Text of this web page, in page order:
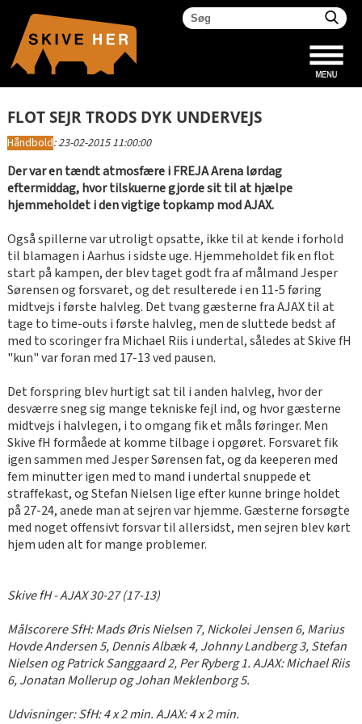
FLOT SEJR TRODS DYK UNDERVEJS
Håndbold:23-02-2015 11:00:00
Der var en tændt atmosfære i FREJA Arena lørdag
eftermiddag, hvor tilskuerne gjorde sit til at hjælpe
hjemmeholdet i den vigtige topkamp mod AJAX.
Også spillerne var utroligt opsatte, ikke til at kende i forhold
til blamagen i Aarhus i sidste uge. Hjemmeholdet fik en flot
start på kampen, der blev taget godt fra af målmand Jesper
Sørensen og forsvaret, og det resulterede i en 11-5 føring
midtvejs i første halvleg. Det tvang gæsterne fra AJAX til at
tage to time-outs i første halvleg, men de sluttede bedst af
med to scoringer fra Michael Riis i undertal, således at Skive fH
"kun" var foran med 17-13 ved pausen.
Det forspring blev hurtigt sat til i anden halvleg, hvor der
desværre sneg sig mange tekniske fejl ind, og hvor gæsterne
midtvejs i halvlegen, i to omgang fik et måls føringer. Men
Skive fH formåede at komme tilbage i opgøret. Forsvaret fik
igen sammen med Jesper Sørensen fat, og da keeperen med
fem minutter igen med to mand i undertal snuppede et
straffekast, og Stefan Nielsen lige efter kunne bringe holdet
på 27-24, anede man at sejren var hjemme. Gæsterne forsøgte
med noget offensivt forsvar til allersidst, men sejren blev kørt
hjem uden alt for mange problemer.
Skive fH - AJAX 30-27 (17-13)
Målscorere SfH: Mads Øris Nielsen 7, Nickolei Jensen 6, Marius
Hovde Andersen 5, Dennis Albæk 4, Johnny Landberg 3, Stefan
Nielsen og Patrick Sanggaard 2, Per Ryberg 1. AJAX: Michael Riis
6, Jonatan Mollerup og Johan Meklenborg 5.
Udvisninger: SfH: 4 x 2 min. AJAX: 4 x 2 min.